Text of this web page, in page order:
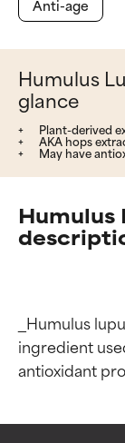
Anti-age
Humulus
glance
Plant-derived
AKA hops
May have
Humulus
_Humulus
ingredient